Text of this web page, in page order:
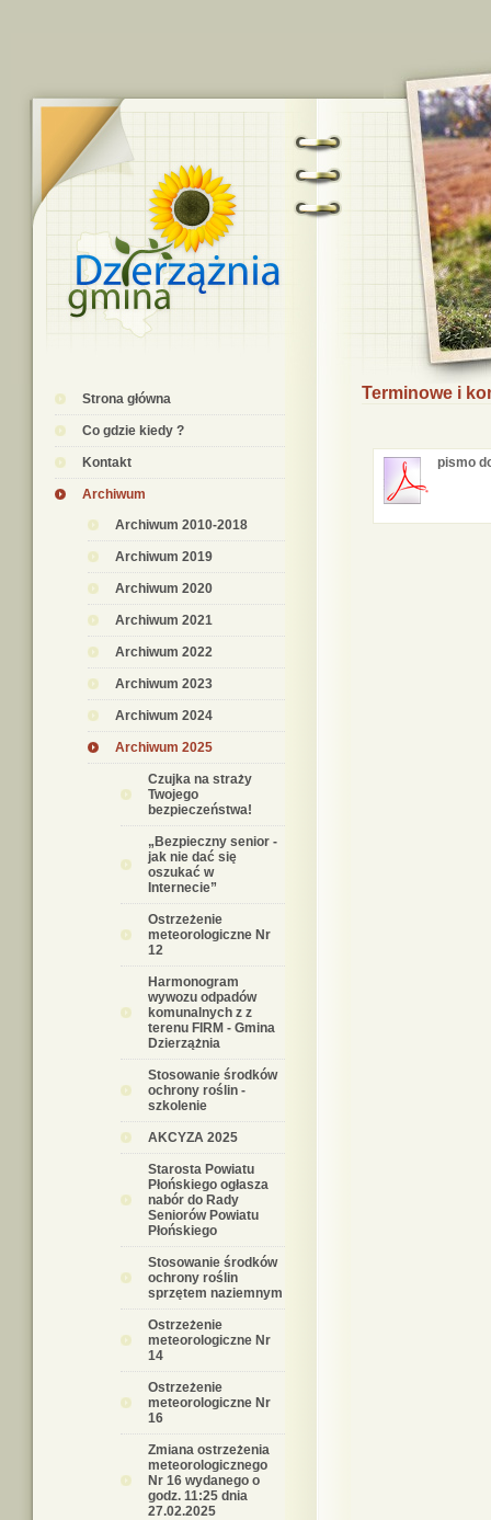
Strona główna
Co gdzie kiedy ?
Kontakt
Archiwum
Archiwum 2010-2018
Archiwum 2019
Archiwum 2020
Archiwum 2021
Archiwum 2022
Archiwum 2023
Archiwum 2024
Archiwum 2025
Czujka na straży
Twojego
bezpieczeństwa!
„Bezpieczny senior -
jak nie dać się
oszukać w
Internecie”
Ostrzeżenie
meteorologiczne Nr
12
Harmonogram
wywozu odpadów
komunalnych z z
terenu FIRM - Gmina
Dzierzążnia
Stosowanie środków
ochrony roślin -
szkolenie
AKCYZA 2025
Starosta Powiatu
Płońskiego ogłasza
nabór do Rady
Seniorów Powiatu
Płońskiego
Stosowanie środków
ochrony roślin
sprzętem naziemnym
Ostrzeżenie
meteorologiczne Nr
14
Ostrzeżenie
meteorologiczne Nr
16
Zmiana ostrzeżenia
meteorologicznego
Nr 16 wydanego o
godz. 11:25 dnia
27.02.2025
Terminowe i
pismo